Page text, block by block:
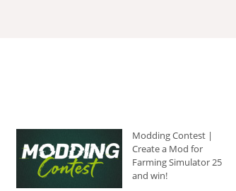
Modding Contest |
Create a Mod for
Farming Simulator 25
and win!